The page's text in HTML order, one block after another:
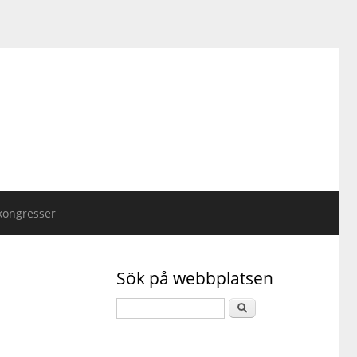
Sök på webbplatsen